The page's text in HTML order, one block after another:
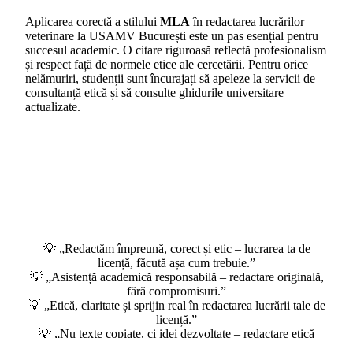
Aplicarea corectă a stilului MLA în redactarea lucrărilor
veterinare la USAMV București este un pas esențial pentru
succesul academic. O citare riguroasă reflectă profesionalism
și respect față de normele etice ale cercetării. Pentru orice
nelămuriri, studenții sunt încurajați să apeleze la servicii de
consultanță etică și să consulte ghidurile universitare
actualizate.
💡 „Redactăm împreună, corect și etic – lucrarea ta de
licență, făcută așa cum trebuie.”
💡 „Asistență academică responsabilă – redactare originală,
fără compromisuri.”
💡 „Etică, claritate și sprijin real în redactarea lucrării tale de
licență.”
💡 „Nu texte copiate, ci idei dezvoltate – redactare etică